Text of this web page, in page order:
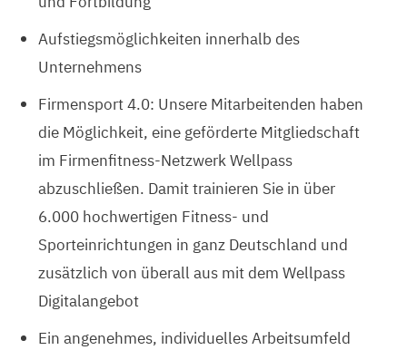
Aufstiegsmöglichkeiten innerhalb des
Unternehmens
Firmensport 4.0: Unsere Mitarbeitenden haben
die Möglichkeit, eine geförderte Mitgliedschaft
im Firmenfitness-Netzwerk Wellpass
abzuschließen. Damit trainieren Sie in über
6.000 hochwertigen Fitness- und
Sporteinrichtungen in ganz Deutschland und
zusätzlich von überall aus mit dem Wellpass
Digitalangebot
Ein angenehmes, individuelles Arbeitsumfeld